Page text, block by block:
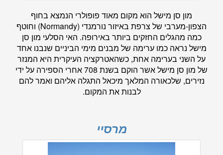
מון סן מישל הוא מקום מאוד פופולרי הנמצא בחוף
הצפון-מערבי של צרפת באיזור נורמנדי (Normandy) וחוטף
כמה מהגלים החזקים ביותר באירופה. האי הסלעי מון סן
מישל נראה כמו ערימה של מבנים מימי הביניים שנבנו אחד
על השני בערימה אחת, כשהאטרקציה העיקרית היא המנזר
של מון סן מישל אשר הוקם בשנת 708 אחרי הספירה על ידי
נזירים, שלכאורה המלאך מיכאל התגלה אליהם ואמר להם
לבנות את המקום.
מרסיי